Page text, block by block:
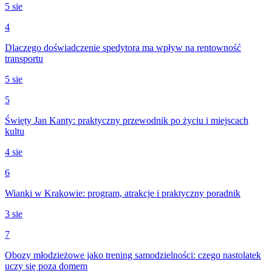
5 sie
4
Dlaczego doświadczenie spedytora ma wpływ na rentowność
transportu
5 sie
5
Święty Jan Kanty: praktyczny przewodnik po życiu i miejscach
kultu
4 sie
6
Wianki w Krakowie: program, atrakcje i praktyczny poradnik
3 sie
7
Obozy młodzieżowe jako trening samodzielności: czego nastolatek
uczy się poza domem